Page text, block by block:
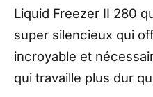
Liquid Freezer II 280
super silencieux qui
incroyable et
qui travaille plus dur